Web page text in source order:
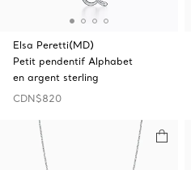
Elsa Peretti(MD)
Petit pendentif Alphabet
en argent sterling
CDN$820